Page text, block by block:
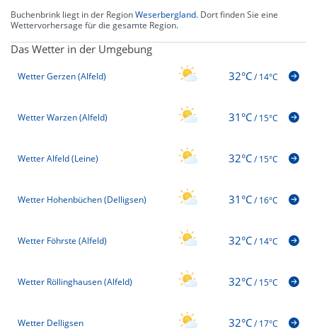
Buchenbrink liegt in der RegionWeserbergland. Dort finden Sie eine
Wettervorhersage für die gesamte Region.
Das Wetter in der Umgebung
Wetter Gerzen (Alfeld) 32°C/14°C
Wetter Warzen (Alfeld) 31°C/15°C
Wetter Alfeld (Leine) 32°C/15°C
Wetter Hohenbüchen (Delligsen) 31°C/16°C
Wetter Föhrste (Alfeld) 32°C/14°C
Wetter Röllinghausen (Alfeld) 32°C/15°C
Wetter Delligsen 32°C/17°C